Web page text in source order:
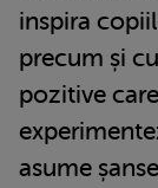
inspira
precum și
pozitive
asume